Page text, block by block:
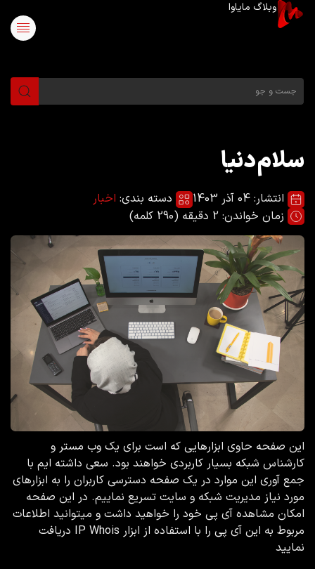
وبلاگ مایاوا
سلام دنیا
انتشار: 04 آذر 1403 دسته بندی: اخبار
زمان خواندن: 2 دقیقه (290 کلمه)
این صفحه حاوی ابزارهایی که است برای یک وب مستر و
کارشناس شبکه بسیار کاربردی خواهند بود. سعی داشته ایم با
جمع آوری این موارد در یک صفحه دسترسی کاربران را به ابزارهای
مورد نیاز مدیریت شبکه و سایت تسریع نماییم. در این صفحه
امکان مشاهده آی پی خود را خواهید داشت و میتوانید اطلاعات
مربوط به این آی پی را با استفاده از ابزار IP Whois دریافت
نمایید